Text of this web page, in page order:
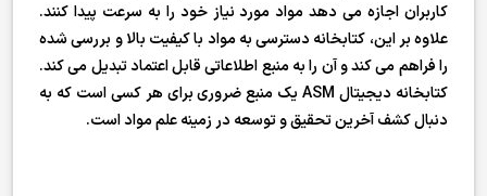
کاربران اجازه می دهد مواد مورد نیاز خود را به سرعت پیدا کنند.
علاوه بر این، کتابخانه دسترسی به مواد با کیفیت بالا و بررسی شده
را فراهم می کند و آن را به منبع اطلاعاتی قابل اعتماد تبدیل می کند.
کتابخانه دیجیتال ASM یک منبع ضروری برای هر کسی است که به
دنبال کشف آخرین تحقیق و توسعه در زمینه علم مواد است.